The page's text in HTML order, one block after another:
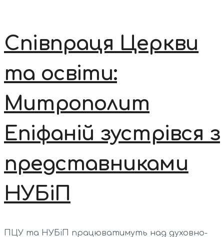
Співпраця Церкви
та освіти:
Митрополит
Епіфаній зустрівся з
представниками
НУБіП
ПЦУ та НУБіП працюватимуть над духовно-